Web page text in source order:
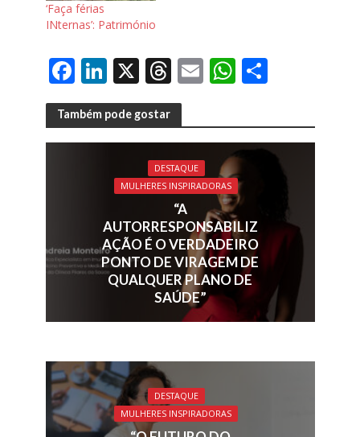
‘Faça férias
INternas’: Património
F
ac
e
b
Li
n
k
e
dI
n
X T
h
re
a
d
s
E
ai
l
W
at
s
A
p
p
S
ar
e
Também pode gostar
DESTAQUE
MULHERES INSPIRADORAS
“A
AUTORRESPONSABILIZ
AÇÃO É O VERDADEIRO
PONTO DE VIRAGEM DE
QUALQUER PLANO DE
SAÚDE”
DESTAQUE
MULHERES INSPIRADORAS